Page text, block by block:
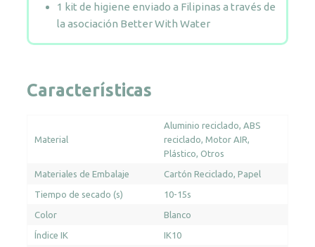
1 kit de higiene enviado a Filipinas a través de
la asociación Better With Water
Características
Material
Aluminio reciclado ABS
reciclado Motor AIR
Plástico Otros
Materiales de Embalaje Cartón Reciclado Papel
Tiempo de secado (s) 10-15s
Color Blanco
Índice IK IK10